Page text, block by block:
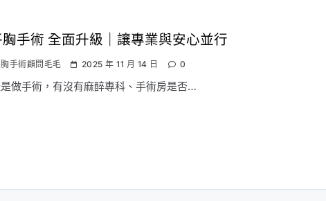
手術 全面升級｜讓專業與安心並行
手術顧問毛毛 2025 年 11 月 14 日 0
做手術，有沒有麻醉專科、手術房是否…